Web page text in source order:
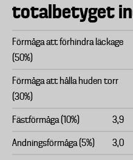
totalbetyget
Förmåga att förhindra läckage
(50%)
Förmåga att hålla huden torr
(30%)
Fästförmåga (10%) 3,9
Andningsförmåga (5%) 3,0